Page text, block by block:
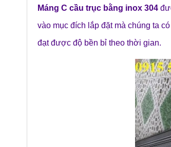
Máng C cầu trục bằng inox 304
vào mục đích lắp đặt mà chúng ta
đạt được độ bền bỉ theo thời gian.